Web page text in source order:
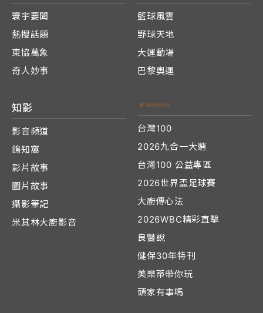
寰宇要聞
熱搜話題
東協萬象
奇人妙事
籃球風雲
野球天地
大運動場
巴黎奧運
知影
影音頻道
鴿知窩
影片故事
圖片故事
攝影筆記
米其林大廚影音
台灣100
2026九合一大選
台灣100 公益專區
2026世界盃足球賽
大廚傳心法
2026WBC精彩直擊
良醫說
健保30年特刊
美樂蒂帶你玩
頭家有事嗎